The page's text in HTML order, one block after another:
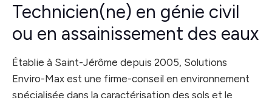
Technicien(ne) en génie civil
ou en assainissement des eaux
Établie à Saint-Jérôme depuis 2005, Solutions
Enviro-Max est une firme-conseil en environnement
spécialisée dans la caractérisation des sols et le